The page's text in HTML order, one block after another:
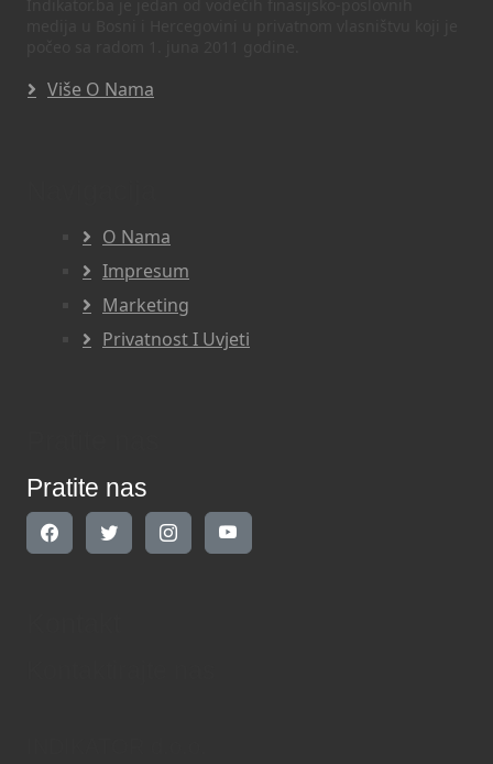
Više O Nama
O Nama
Impresum
Marketing
Privatnost I Uvjeti
Pratite nas